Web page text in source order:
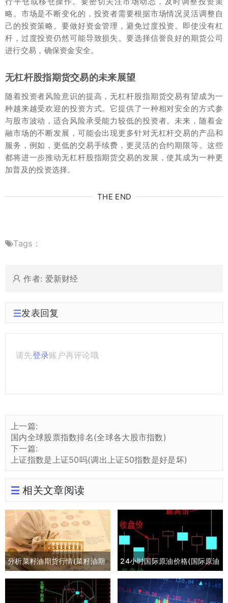
略。市场是不断变化的，投资者需要根据市场情况灵活调整自
己的投资策略。要做好资金管理，避免过度投资。即使没有杠
杆，过度投资仍然可能导致损失。要选择信誉良好的期货公司
进行交易，确保资金安全。
无杠杆股指期货交易的未来展望
随着投资者风险意识的提高，无杠杆股指期货交易有望成为一
种越来越受欢迎的投资方式。它提供了一种相对安全的方式参
与股市波动，适合风险承受能力较低的投资者。未来，随着金
融市场的不断发展，可能会出现更多针对无杠杆交易的产品和
服务，例如，更低的交易手续费，更灵活的合约期限等。这些
都将进一步推动无杠杆股指期货交易的发展，使其成为一种更
加普及的投资选择。
THE END
Tags：
作者: 爱新财经
发表回复
请先登录账户再评论哦
上一篇:
国内全球股票指数排名(全球各大股市指数)
下一篇:
上证指数是上证50吗(调出上证50指数是好是坏)
相关文章阅读
分析菜籽油期货行情(菜籽油期
货最新行情分析)
24小时国际原油价格(国际原油
期货24小时实时行情)